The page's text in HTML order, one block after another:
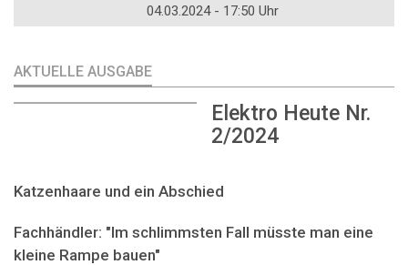
04.03.2024 - 17:50 Uhr
AKTUELLE AUSGABE
Elektro Heute Nr.
2/2024
Katzenhaare und ein Abschied
Fachhändler: "Im schlimmsten Fall müsste man eine
kleine Rampe bauen"